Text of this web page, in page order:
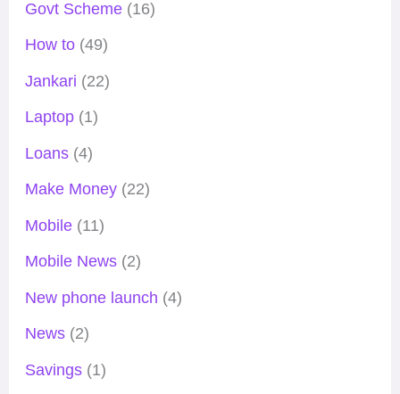
Govt Scheme(16)
How to(49)
Jankari (22)
Laptop(1)
Loans(4)
Make Money(22)
Mobile(11)
Mobile News(2)
New phone launch (4)
News(2)
Savings(1)